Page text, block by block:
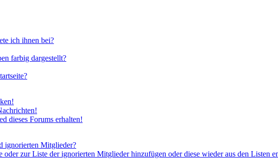
ich ihnen bei?
farbig dargestellt?
dieses Forums erhalten!
ignorierten Mitglieder?
zur Liste der ignorierten Mitglieder hinzufügen oder diese wieder aus den Listen